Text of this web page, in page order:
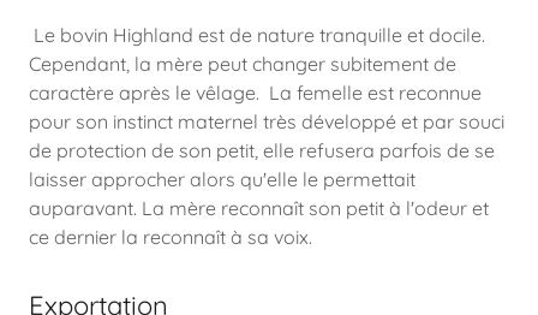
Le bovin Highland est de nature tranquille et docile.
Cependant, la mère peut changer subitement de
caractère après le vêlage. La femelle est reconnue
pour son instinct maternel très développé et par souci
de protection de son petit, elle refusera parfois de se
laisser approcher alors qu'elle le permettait
auparavant. La mère reconnaît son petit à l'odeur et
ce dernier la reconnaît à sa voix.
Exportation